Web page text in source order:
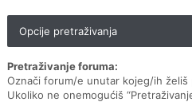
Opcije pretraživanja
Pretraživanje foruma:
Označi forum/e unutar kojeg/ih želiš
Ukoliko ne onemogućiš